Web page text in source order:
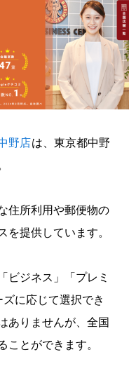
野店は、東京都中野
住所利用や郵便物の
を提供しています。
ビジネス」「プレミ
に応じて選択でき
ありませんが、全国
ことができます。